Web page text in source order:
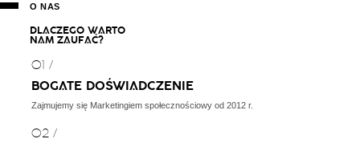
O NAS
DLACZEGO WARTO
NAM ZAUFAĆ?
01 /
BOGATE DOŚWIADCZENIE
Zajmujemy się Marketingiem społecznościowy od 2012 r.
02 /